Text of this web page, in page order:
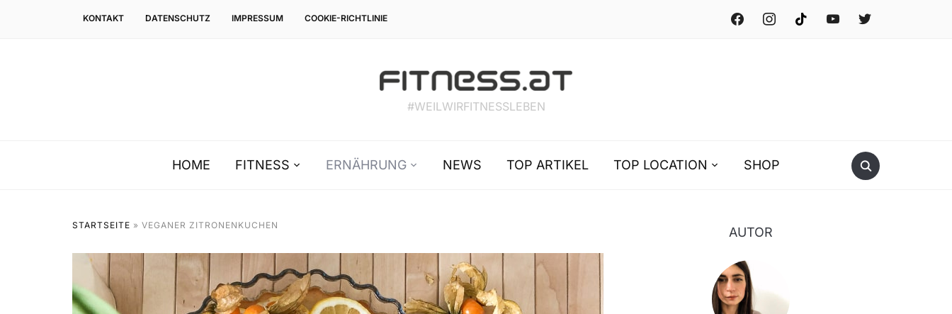
facebook instagramtiktok youtube twitter
KONTAKT DATENSCHUTZ IMPRESSUM COOKIE-RICHTLINIE
#WEILWIRFITNESSLEBEN
HOME FITNESS ERNÄHRUNG NEWS TOP ARTIKEL TOP LOCATION SHOP
STARTSEITE » VEGANER ZITRONENKUCHEN AUTOR